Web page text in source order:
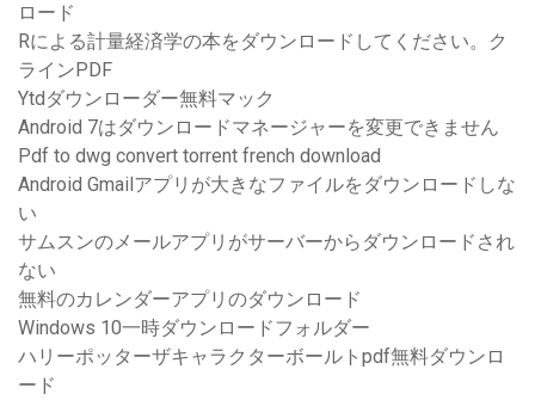
ロード
Rによる計量経済学の本をダウンロードしてください。ク
ラインPDF
Ytdダウンローダー無料マック
Android 7はダウンロードマネージャーを変更できません
Pdf to dwg convert torrent french download
Android Gmailアプリが大きなファイルをダウンロードしな
い
サムスンのメールアプリがサーバーからダウンロードされ
ない
無料のカレンダーアプリのダウンロード
Windows 10一時ダウンロードフォルダー
ハリーポッターザキャラクターボールトpdf無料ダウンロ
ード